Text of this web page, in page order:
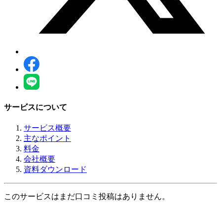
サービスについて
サービス概要
主なポイント
料金
会社概要
資料ダウンロード
このサービスはまだ口コミ投稿はありません。